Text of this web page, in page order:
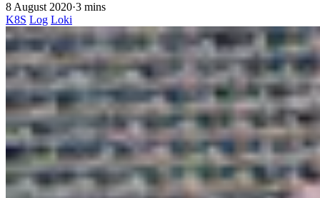
8 August 2020·3 mins
K8S Log Loki